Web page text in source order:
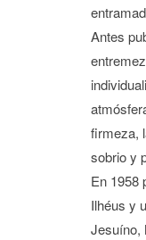
Antes
firmeza,
sobrio y
En 1958
Ilhéus y
Jesuíno,